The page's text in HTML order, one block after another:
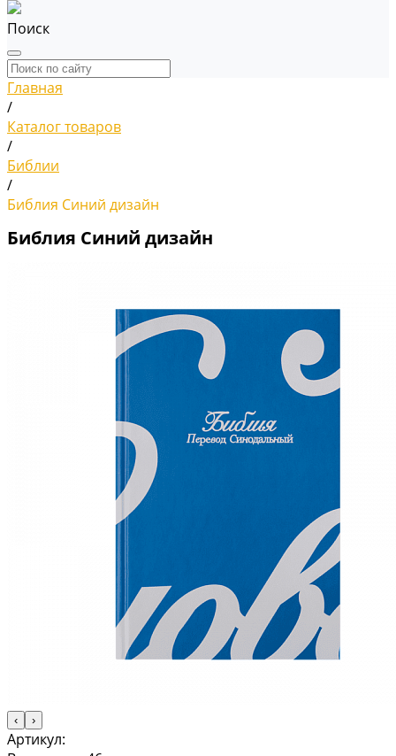
Поиск
Главная
/
Каталог товаров
/
Библии
/
Библия Синий дизайн
Библия Синий дизайн
‹ ›
Артикул: